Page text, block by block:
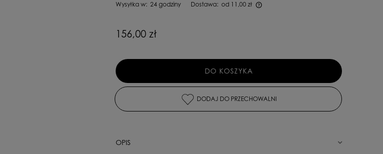
Wysyłka w: 24 godziny Dostawa: od 11,00 zł
156,00 zł
DO KOSZYKA
DODAJ DO PRZECHOWALNI
OPIS